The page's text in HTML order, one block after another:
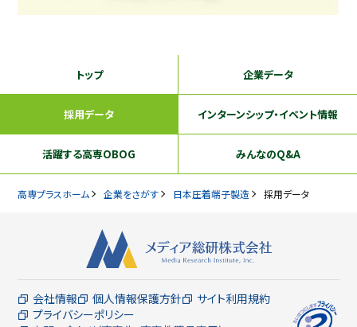
トップ 企業データ
採用データ インターンシップ・イベント情報
活躍する高専OBOG みんなのQ&A
高専プラスホーム 企業をさがす 日本圧着端子製造 採用データ
会社情報 個人情報保護方針
サイト利用規約
プライバシーポリシー